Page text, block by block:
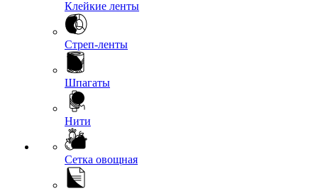
Клейкие ленты
Стреп-ленты
Шпагаты
Нити
Сетка овощная